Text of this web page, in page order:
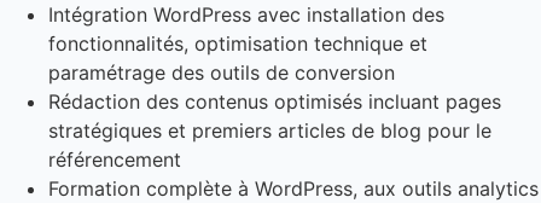
Intégration WordPress avec installation des
fonctionnalités, optimisation technique et
paramétrage des outils de conversion
Rédaction des contenus optimisés incluant pages
stratégiques et premiers articles de blog pour le
référencement
Formation complète à WordPress, aux outils analytics